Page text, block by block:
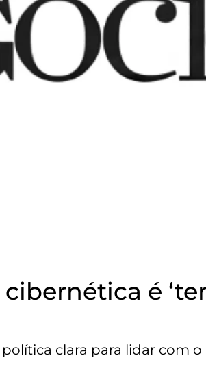
é
clara para lidar com o